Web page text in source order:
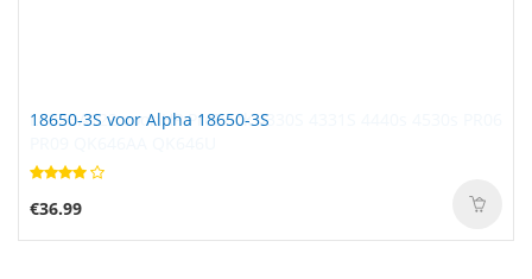
18650-3S voor Alpha 18650-3S
€36.99